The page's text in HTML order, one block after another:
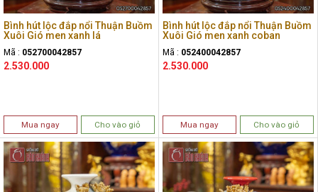
Bình hút lộc đắp nổi Thuận Buồm
Xuôi Gió men xanh lá
Mã : 052700042857
2.530.000
Mua ngay Cho vào giỏ
Bình hút lộc đắp nổi Thuận Buồm
Xuôi Gió men xanh coban
Mã : 052400042857
2.530.000
Mua ngay Cho vào giỏ